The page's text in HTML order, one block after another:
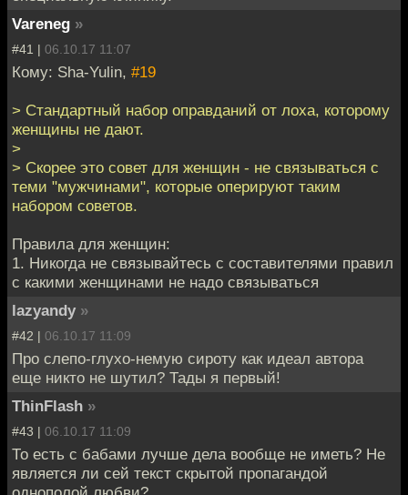
Vareneg »
#41 | 06.10.17 11:07
Кому: Sha-Yulin, #19
> Стандартный набор оправданий от лоха, которому
женщины не дают.
>
> Скорее это совет для женщин - не связываться с
теми "мужчинами", которые оперируют таким
набором советов.
Правила для женщин:
1. Никогда не связывайтесь с составителями правил
с какими женщинами не надо связываться
lazyandy »
#42 | 06.10.17 11:09
Про слепо-глухо-немую сироту как идеал автора
еще никто не шутил? Тады я первый!
ThinFlash »
#43 | 06.10.17 11:09
То есть с бабами лучше дела вообще не иметь? Не
является ли сей текст скрытой пропагандой